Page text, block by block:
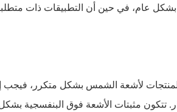
بشكل عام، في حين أن التطبيقات ذات
لأشعة الشمس بشكل متكرر، فيجب
تتكون مثبتات الأشعة فوق البنفسجية